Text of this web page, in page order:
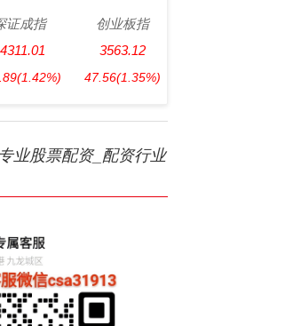
证成指
(1.42%)
创业板指
3563.12
47.56(1.35%)
业股票配资_配资行业